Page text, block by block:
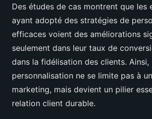
Des études de cas montrent que les
ayant adopté des stratégies de
efficaces voient des améliorations
seulement dans leur taux de
dans la fidélisation des clients. Ainsi,
personnalisation ne se limite pas à
marketing, mais devient un pilier
relation client durable.